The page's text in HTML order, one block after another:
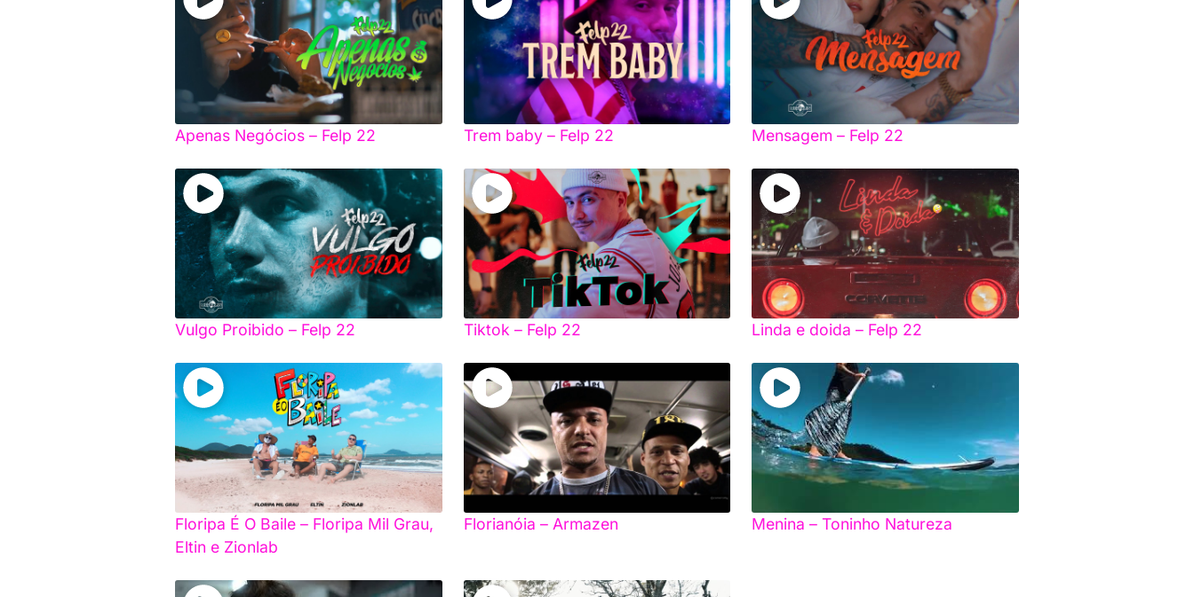
Apenas Negócios – Felp 22 Trem baby – Felp 22 Mensagem – Felp 22
Vulgo Proibido – Felp 22 Tiktok – Felp 22 Linda e doida – Felp 22
Floripa É O Baile – Floripa Mil Grau,
Eltin e Zionlab
Florianóia – Armazen Menina – Toninho Natureza